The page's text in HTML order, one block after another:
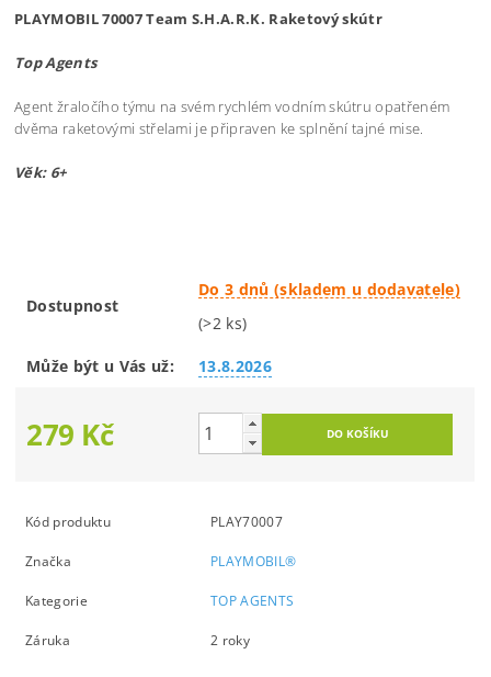
PLAYMOBIL 70007 Team S.H.A.R.K. Raketový skútr
Top Agents
Agent žraločího týmu na svém rychlém vodním skútru opatřeném
dvěma raketovými střelami je připraven ke splnění tajné mise.
Věk: 6+
Dostupnost
Do 3 dnů (skladem u dodavatele)
(>2 ks)
Může být u Vás už: 13.8.2026
279 Kč
Kód produktu PLAY70007
Značka PLAYMOBIL®
Kategorie TOP AGENTS
Záruka 2 roky